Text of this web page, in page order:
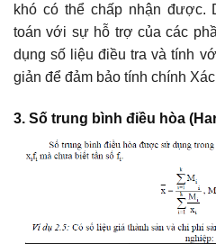
khó có thể chấp nhận được.
toán với sự hỗ trợ của các
dụng số liệu điều tra và tính
giản để đảm bảo tính chính
3. Số trung bình điều hòa